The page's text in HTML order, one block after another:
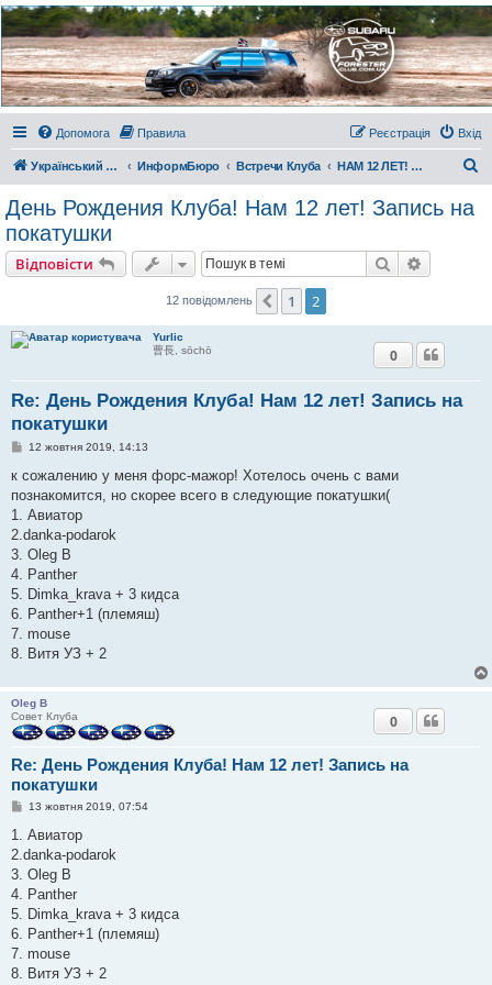
Украинский Форестер
Клуб
Всеукраинский клуб владельцев Subaru Forester. Клубные покатушки на природе и
еженедельные встречи, скидки от партнеров и просто много общения с друзьями.
Присоединяйтесь. Think. Feel. Drive.
Допомога
Правила Вхід
Реєстрація
Український Форестер Клуб ИнформБюро Встречи Клуба НАМ 12 ЛЕТ! 13.10.19. День Рождения Клуба!!!
День Рождения Клуба! Нам 12 лет! Запись на
покатушки
Відповісти Пошук
12 повідомлень Поперед.
1 2
Yurlic
曹長, sōchō
Re: День Рождения Клуба! Нам 12 лет! Запись на
покатушки
0
П
в
д
о
л
е
н
я
12 жовтня 2019, 14:13
к сожалению у меня форс-мажор! Хотелось очень с вами
познакомится, но скорее всего в следующие покатушки(
1. Авиатор
2.danka-podarok
3. Oleg B
4. Panther
5. Dimka_krava + 3 кидса
6. Panther+1 (племяш)
7. mouse
8. Витя УЗ + 2
Oleg B
Совет Клуба
Re: День Рождения Клуба! Нам 12 лет! Запись на
покатушки
0
П
д
о
л
е
н
я
13 жовтня 2019, 07:54
1. Авиатор
2.danka-podarok
3. Oleg B
4. Panther
5. Dimka_krava + 3 кидса
6. Panther+1 (племяш)
7. mouse
8. Витя УЗ + 2